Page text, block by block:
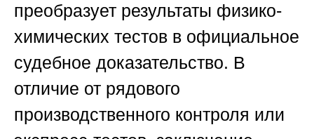
преобразует результаты физико-
химических тестов в официальное
судебное доказательство. В
отличие от рядового
производственного контроля или